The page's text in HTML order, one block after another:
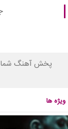
پخش آهنگ شما
ویژه ها